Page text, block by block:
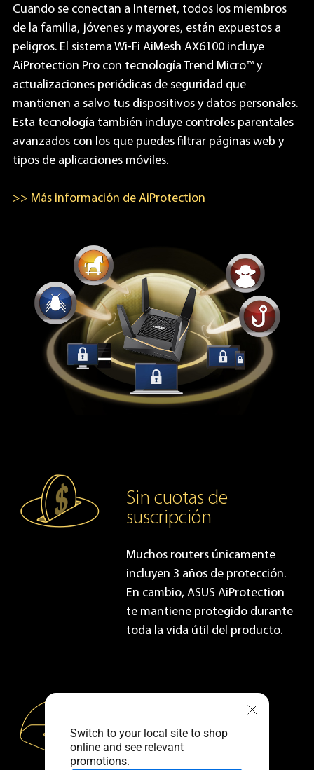
Switch to your local site to shop
online and see relevant
promotions.
Cuando se conectan a Internet, todos los miembros
de la familia, jóvenes y mayores, están expuestos a
peligros. El sistema Wi-Fi AiMesh AX6100 incluye
AiProtection Pro con tecnología Trend Micro™ y
actualizaciones periódicas de seguridad que
mantienen a salvo tus dispositivos y datos personales.
Esta tecnología también incluye controles parentales
avanzados con los que puedes filtrar páginas web y
tipos de aplicaciones móviles.
>> Más información de AiProtection
Sin cuotas de
suscripción
Muchos routers únicamente
incluyen 3 años de protección.
En cambio, ASUS AiProtection
te mantiene protegido durante
toda la vida útil del producto.
ataques